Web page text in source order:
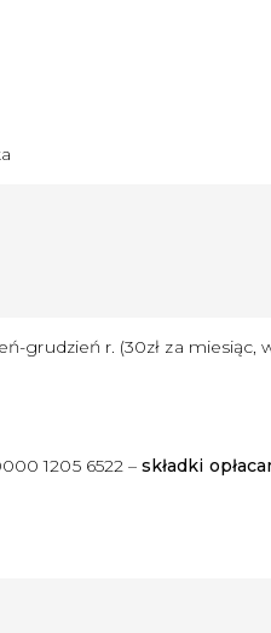
grudzień r. (30zł za
1205 6522 –składki